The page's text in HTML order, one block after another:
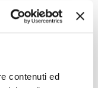
contenuti ed
potenziare
docente
aiutare gli